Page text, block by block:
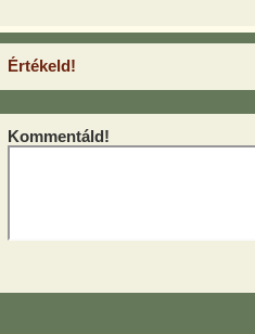
Értékeld!
Kommentáld!